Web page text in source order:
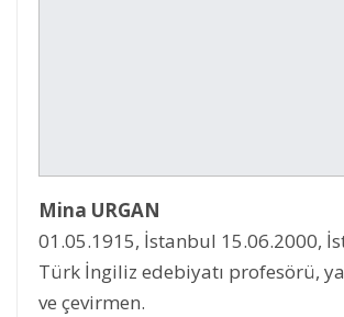
Mina URGAN
01.05.1915, İstanbul 15.06.2000,
Türk İngiliz edebiyatı profesörü,
ve çevirmen.